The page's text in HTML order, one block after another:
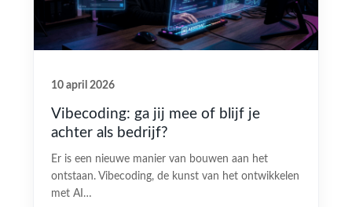
10 april 2026
Vibecoding: ga jij mee of blijf je
achter als bedrijf?
Er is een nieuwe manier van bouwen aan het
ontstaan. Vibecoding, de kunst van het ontwikkelen
met AI…